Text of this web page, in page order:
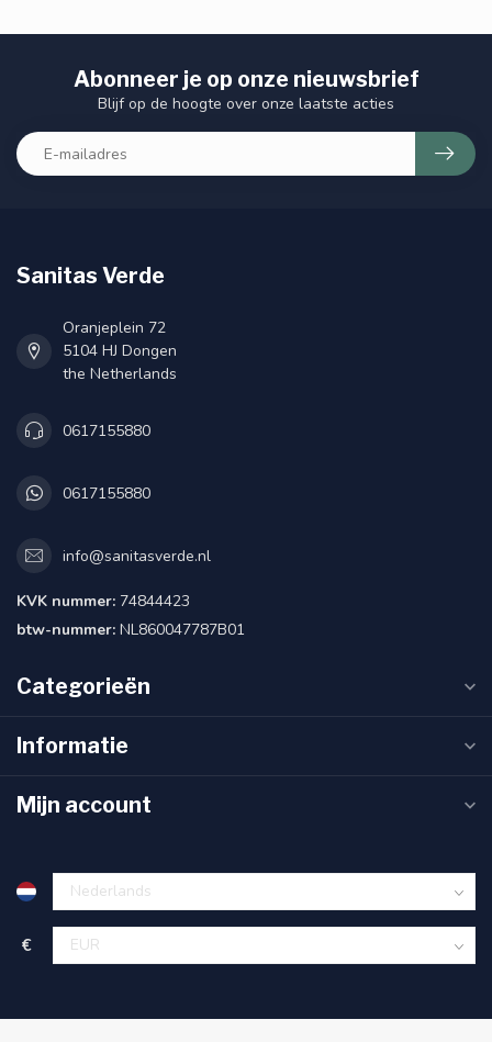
Abonneer je op onze nieuwsbrief
Blijf op de hoogte over onze laatste acties
Sanitas Verde
Oranjeplein 72
5104 HJ Dongen
the Netherlands
0617155880
0617155880
info@sanitasverde.nl
KVK nummer: 74844423
btw-nummer: NL860047787B01
Categorieën
Informatie
Mijn account
€